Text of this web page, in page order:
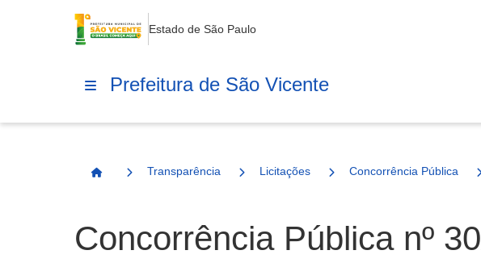
Estado de São Paulo
Prefeitura de São Vicente
Página Inicial
Transparência Licitações Concorrência Pública
Concorrência Pública nº